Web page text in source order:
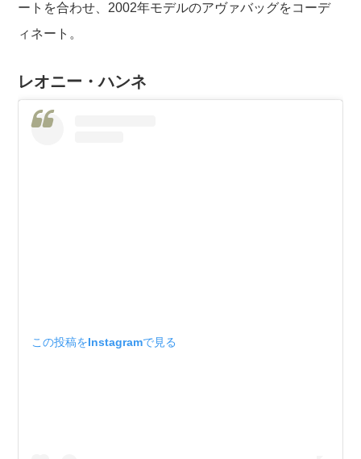
ートを合わせ、2002年モデルのアヴァバッグをコーデ
ィネート。
レオニー・ハンネ
この投稿をInstagramで見る